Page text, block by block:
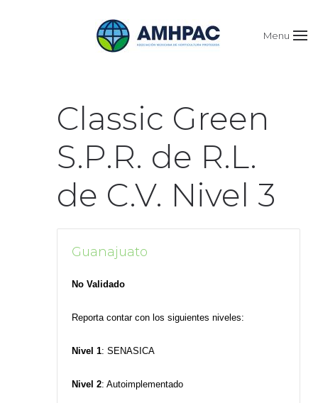
Menu
Classic Green
S.P.R. de R.L.
de C.V. Nivel 3
Guanajuato
No Validado
Reporta contar con los siguientes niveles:
Nivel 1: SENASICA
Nivel 2: Autoimplementado